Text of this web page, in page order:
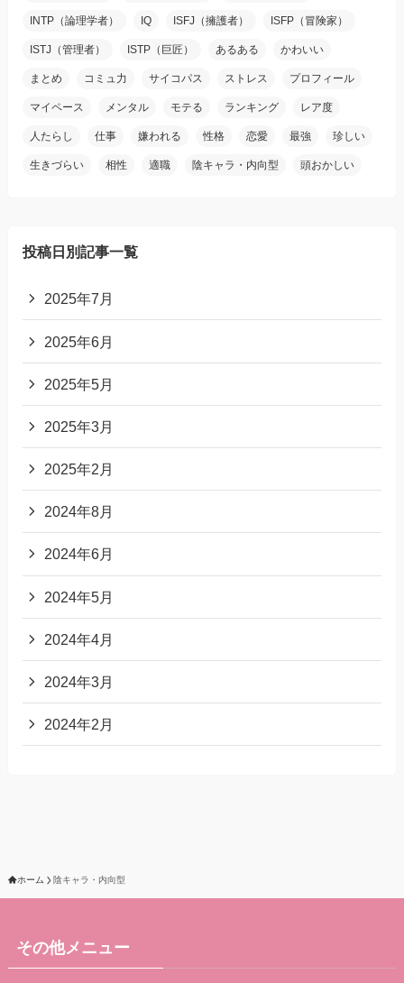
INTP（論理学者） IQ ISFJ（擁護者） ISFP（冒険家）
ISTJ（管理者） ISTP（巨匠） あるある かわいい
まとめ コミュ力 サイコパス ストレス プロフィール
マイペース メンタル モテる ランキング レア度
人たらし 仕事 嫌われる 性格 恋愛 最強 珍しい
生きづらい 相性 適職 陰キャラ・内向型 頭おかしい
投稿日別記事一覧
2025年7月
2025年6月
2025年5月
2025年3月
2025年2月
2024年8月
2024年6月
2024年5月
2024年4月
2024年3月
2024年2月
ホーム 陰キャラ・内向型
その他メニュー